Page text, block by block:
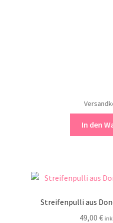
In den
Streifenpulli aus
49,00 €